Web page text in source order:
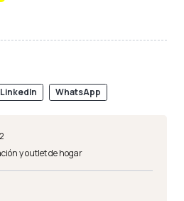
LinkedIn WhatsApp
y outlet de hogar